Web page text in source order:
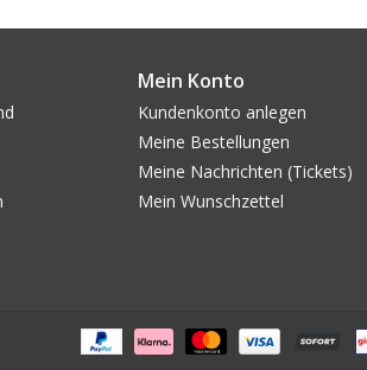
Mein Konto
Kundenkonto anlegen
Meine Bestellungen
Meine Nachrichten (Tickets)
Mein Wunschzettel